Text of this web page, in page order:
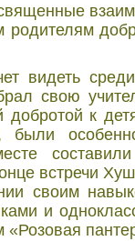
видеть
свою
добротой к
были
встречи
своим
и
«Розовая